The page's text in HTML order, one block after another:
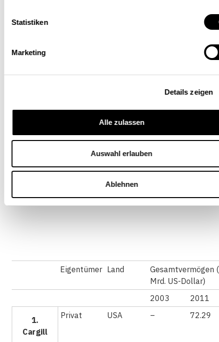
Statistiken
Marketing
Details zeigen
Alle zulassen
Auswahl erlauben
Ablehnen
Angebotsknappheit in Lagerhäusern und auf
Vermögenswerte des ABCD-Clubs
Eigentümer Land
Gesamtvermögen
Mrd. US-Dollar)
2003
2011
1.
Cargill
Privat USA – 72.29